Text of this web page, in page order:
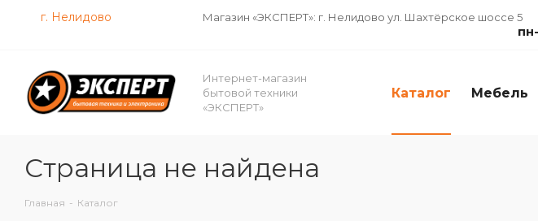
г. Нелидово Магазин «ЭКСПЕРТ»: г. Нелидово ул. Шахтёрское шоссе 5
Интернет-магазин
бытовой техники
«ЭКСПЕРТ»
Каталог Мебель
Страница не найдена
Главная - Каталог